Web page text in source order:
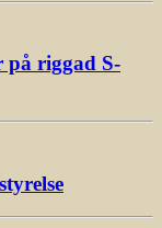
på riggad S-